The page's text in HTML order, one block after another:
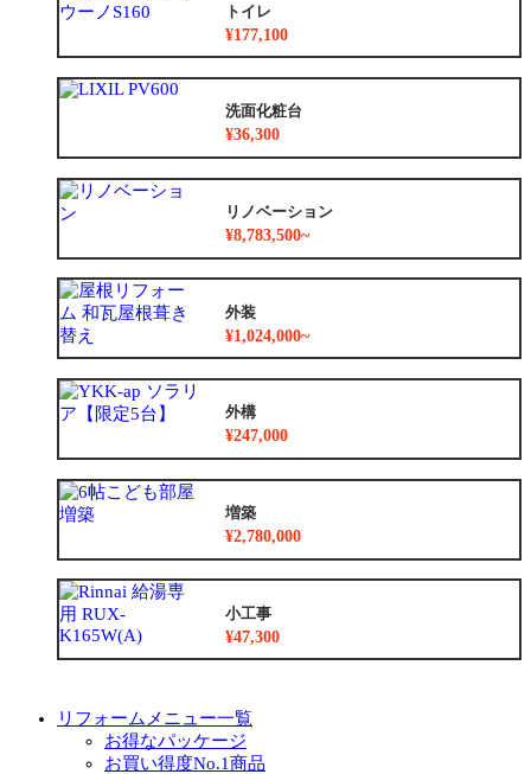
トイレ
¥177,100
洗面化粧台
¥36,300
リノベーション
¥8,783,500~
外装
¥1,024,000~
外構
¥247,000
増築
¥2,780,000
小工事
¥47,300
リフォームメニュー一覧
お得なパッケージ
お買い得度No.1商品